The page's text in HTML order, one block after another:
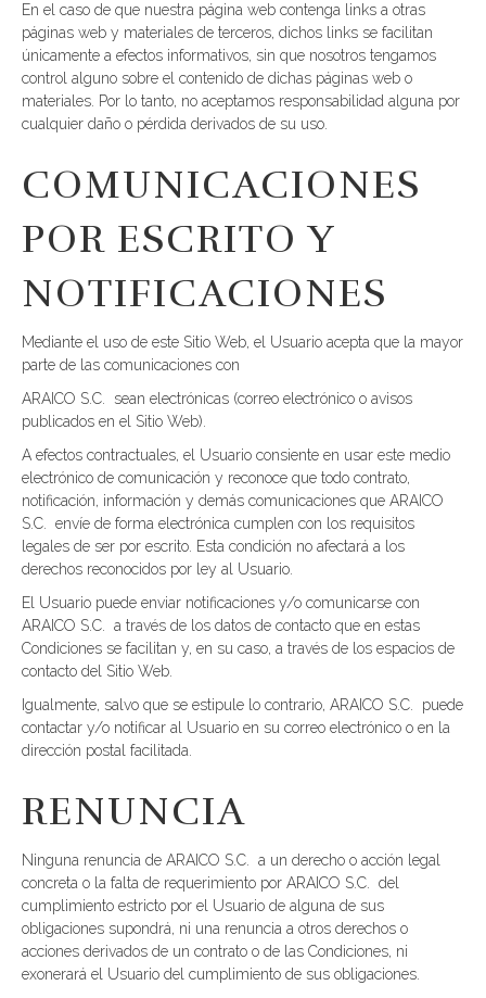
En el caso de que nuestra página web contenga links a otras
páginas web y materiales de terceros, dichos links se facilitan
únicamente a efectos informativos, sin que nosotros tengamos
control alguno sobre el contenido de dichas páginas web o
materiales. Por lo tanto, no aceptamos responsabilidad alguna por
cualquier daño o pérdida derivados de su uso.
COMUNICACIONES
POR ESCRITO Y
NOTIFICACIONES
Mediante el uso de este Sitio Web, el Usuario acepta que la mayor
parte de las comunicaciones con
ARAICO S.C. sean electrónicas (correo electrónico o avisos
publicados en el Sitio Web).
A efectos contractuales, el Usuario consiente en usar este medio
electrónico de comunicación y reconoce que todo contrato,
notificación, información y demás comunicaciones que ARAICO
S.C. envíe de forma electrónica cumplen con los requisitos
legales de ser por escrito. Esta condición no afectará a los
derechos reconocidos por ley al Usuario.
El Usuario puede enviar notificaciones y/o comunicarse con
ARAICO S.C. a través de los datos de contacto que en estas
Condiciones se facilitan y, en su caso, a través de los espacios de
contacto del Sitio Web.
Igualmente, salvo que se estipule lo contrario, ARAICO S.C. puede
contactar y/o notificar al Usuario en su correo electrónico o en la
dirección postal facilitada.
RENUNCIA
Ninguna renuncia de ARAICO S.C. a un derecho o acción legal
concreta o la falta de requerimiento por ARAICO S.C. del
cumplimiento estricto por el Usuario de alguna de sus
obligaciones supondrá, ni una renuncia a otros derechos o
acciones derivados de un contrato o de las Condiciones, ni
exonerará el Usuario del cumplimiento de sus obligaciones.